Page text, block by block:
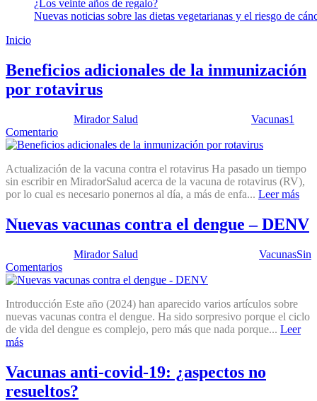
¿Los veinte años de regalo?
Nuevas noticias sobre las dietas vegetarianas y el riesgo de
Inicio
Beneficios adicionales de la inmunización
por rotavirus
Mirador Salud Vacunas1
Comentario
Actualización de la vacuna contra el rotavirus Ha pasado un tiempo
sin escribir en MiradorSalud acerca de la vacuna de rotavirus (RV),
por lo cual es necesario ponernos al día, a más de enfa... Leer más
Nuevas vacunas contra el dengue – DENV
Mirador Salud VacunasSin
Comentarios
Introducción Este año (2024) han aparecido varios artículos sobre
nuevas vacunas contra el dengue. Ha sido sorpresivo porque el ciclo
de vida del dengue es complejo, pero más que nada porque... Leer
más
Vacunas anti-covid-19: ¿aspectos no
resueltos?